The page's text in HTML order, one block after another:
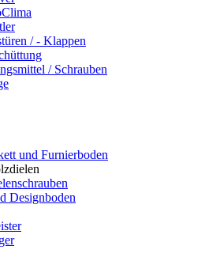
/ - Klappen
/ Schrauben
und Furnierboden
Designboden